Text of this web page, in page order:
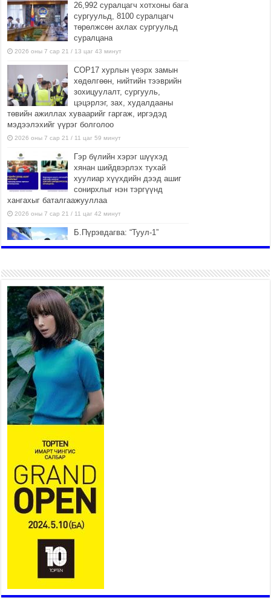
26,992 суралцагч хотхоны бага
сургуульд, 8100 суралцагч
төрөлжсөн ахлах сургуульд
суралцана
2026 оны 7 сар 21 / 13 цаг 43 минут
COP17 хурлын үеэрх замын
хөдөлгөөн, нийтийн тээврийн
зохицуулалт, сургууль,
цэцэрлэг, зах, худалдааны
төвийн ажиллах хуваарийг гаргаж, иргэдэд
мэдээлэхийг үүрэг болголоо
2026 оны 7 сар 21 / 11 цаг 59 минут
Гэр бүлийн хэрэг шүүхэд
хянан шийдвэрлэх тухай
хуулиар хүүхдийн дээд ашиг
сонирхлыг нэн тэргүүнд
хангахыг баталгаажууллаа
2026 оны 7 сар 21 / 11 цаг 42 минут
Б.Пүрэвдагва: “Туул-1”
2026 оны 7 сар 21 / 10 цаг 15 минут
НИЙСЛЭЛ, АЙМГИЙН
УДИРДЛАГУУДЫН АЖЛЫГ
ХҮНД СУРТЛЫГ БУУРУУЛЖ,
ИРГЭД, АЖ АХУЙН НЭГЖИЙН
АЧААГ ХЭРХЭН ХӨНГӨЛСНӨӨР ДҮГНЭНЭ
2026 оны 7 сар 21 / 10 цаг 09 минут
Байнгын хорооны дарга М.Мандхай Цөлжилттэй
тэмцэх тухай НҮБ-ын конвенцын талуудын 17
дугаар бага хурал (СОР17)-ын бэлтгэл ажлын
явцтай танилцлаа
2026 оны 7 сар 21 / 10 цаг 03 минут
Б.Пүрэвдагва: Бүтээн байгуулалтын аливаа
ажил инженерийн хангамжийн байгууллагуудын
уялдаа холбоогүйгээс саатах ёсгүй
2026 оны 7 сар 20 / 17 цаг 21 минут
“Сэлбэ 20 минутын хот” төслийн анхны 12
давхар барилгын үндсэн карказ, цутгалтын ажил
дууслаа
2026 оны 7 сар 20 / 17 цаг 17 минут
Мопед, скүүтер, тэдгээртэй адилтгах үзүүлэлт
бүхий тээврийн хэрэгсэлтэй холбоотой
нийслэлийн засаг дарга захирамж гаргалаа
2026 оны 7 сар 20 / 17 цаг 11 минут
Төв цэвэрлэх байгууламжид хоногт дунджаар 3